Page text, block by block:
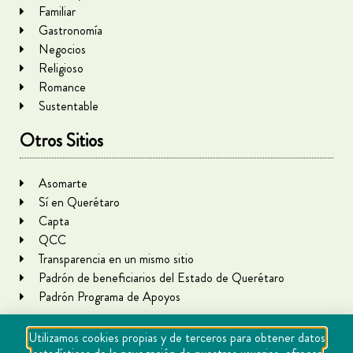
Familiar
Gastronomía
Negocios
Religioso
Romance
Sustentable
Otros Sitios
Asomarte
Sí en Querétaro
Capta
QCC
Transparencia en un mismo sitio
Padrón de beneficiarios del Estado de Querétaro
Padrón Programa de Apoyos
Utilizamos cookies propias y de terceros para obtener datos